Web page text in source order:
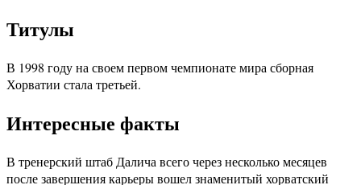
Титулы
В 1998 году на своем первом чемпионате мира сборная
Хорватии стала третьей.
Интересные факты
В тренерский штаб Далича всего через несколько месяцев
после завершения карьеры вошел знаменитый хорватский